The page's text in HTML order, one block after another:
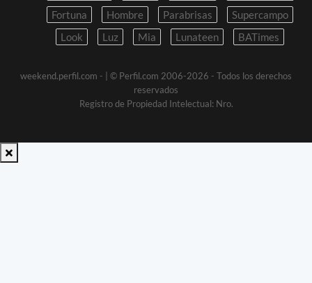
Fortuna
Hombre Parabrisas
Supercampo
Look
Luz Mia Lunateen BATimes
weekend.perfil.com -
| © Perfil.com 2006-2026 - Todos los derechos
reservados
Registro de Propiedad Intelectual: Nro.